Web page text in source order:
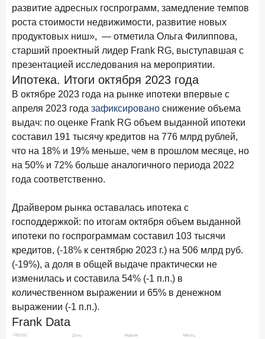
18 февраля 2026 года
Не по цене, а по ценности: как россияне выбирали
подписки в 2025 году?
17 февраля 2026 года ИССЛЕДОВАНИЕ
Бизнес на маркетплейсах: новичкам здесь больше не
место
6 февраля 2026 года
По итогам января 2026 года объем выдач кредитов
составил 822,8 млрд руб.
2 февраля 2026 года ИССЛЕДОВАНИЕ
Premium Banking в 2025 году: портрет клиента, тренды
30 января 2026 года
Главные «болевые точки» бизнеса при открытии
расчетного счета в банках
26 января 2026 года ИССЛЕДОВАНИЕ
Ипотека. Итоги декабря 2025 года
15 января 2026 года
По итогам декабря 2025 года объем выдач кредитов
развитие адресных госпрограмм, замедление темпов
роста стоимости недвижимости, развитие новых
продуктовых ниш», — отметила Ольга Филиппова,
старший проектный лидер Frank RG, выступавшая с
презентацией исследования на мероприятии.
Ипотека. Итоги октября 2023 года
В октябре 2023 года на рынке ипотеки впервые с
апреля 2023 года зафиксировано снижение объема
выдач: по оценке Frank RG объем выданной ипотеки
составил 191 тысячу кредитов на 776 млрд рублей,
что на 18% и 19% меньше, чем в прошлом месяце, но
на 50% и 72% больше аналогичного периода 2022
года соответственно.
Драйвером рынка оставалась ипотека с
господдержкой: по итогам октября объем выданной
ипотеки по госпрограммам составил 103 тысячи
кредитов, (-18% к сентябрю 2023 г.) на 506 млрд руб.
(-19%), а доля в общей выдаче практически не
изменилась и составила 54% (-1 п.п.) в
количественном выражении и 65% в денежном
выражении (-1 п.п.).
Frank Data